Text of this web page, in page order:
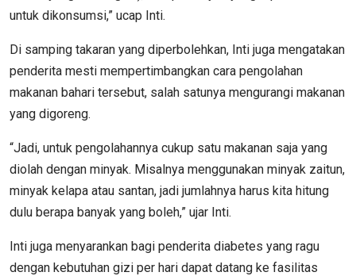
untuk dikonsumsi,” ucap Inti.
Di samping takaran yang diperbolehkan, Inti juga mengatakan
penderita mesti mempertimbangkan cara pengolahan
makanan bahari tersebut, salah satunya mengurangi makanan
yang digoreng.
“Jadi, untuk pengolahannya cukup satu makanan saja yang
diolah dengan minyak. Misalnya menggunakan minyak zaitun,
minyak kelapa atau santan, jadi jumlahnya harus kita hitung
dulu berapa banyak yang boleh,” ujar Inti.
Inti juga menyarankan bagi penderita diabetes yang ragu
dengan kebutuhan gizi per hari dapat datang ke fasilitas